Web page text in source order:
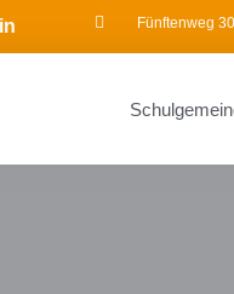
Fünftenweg